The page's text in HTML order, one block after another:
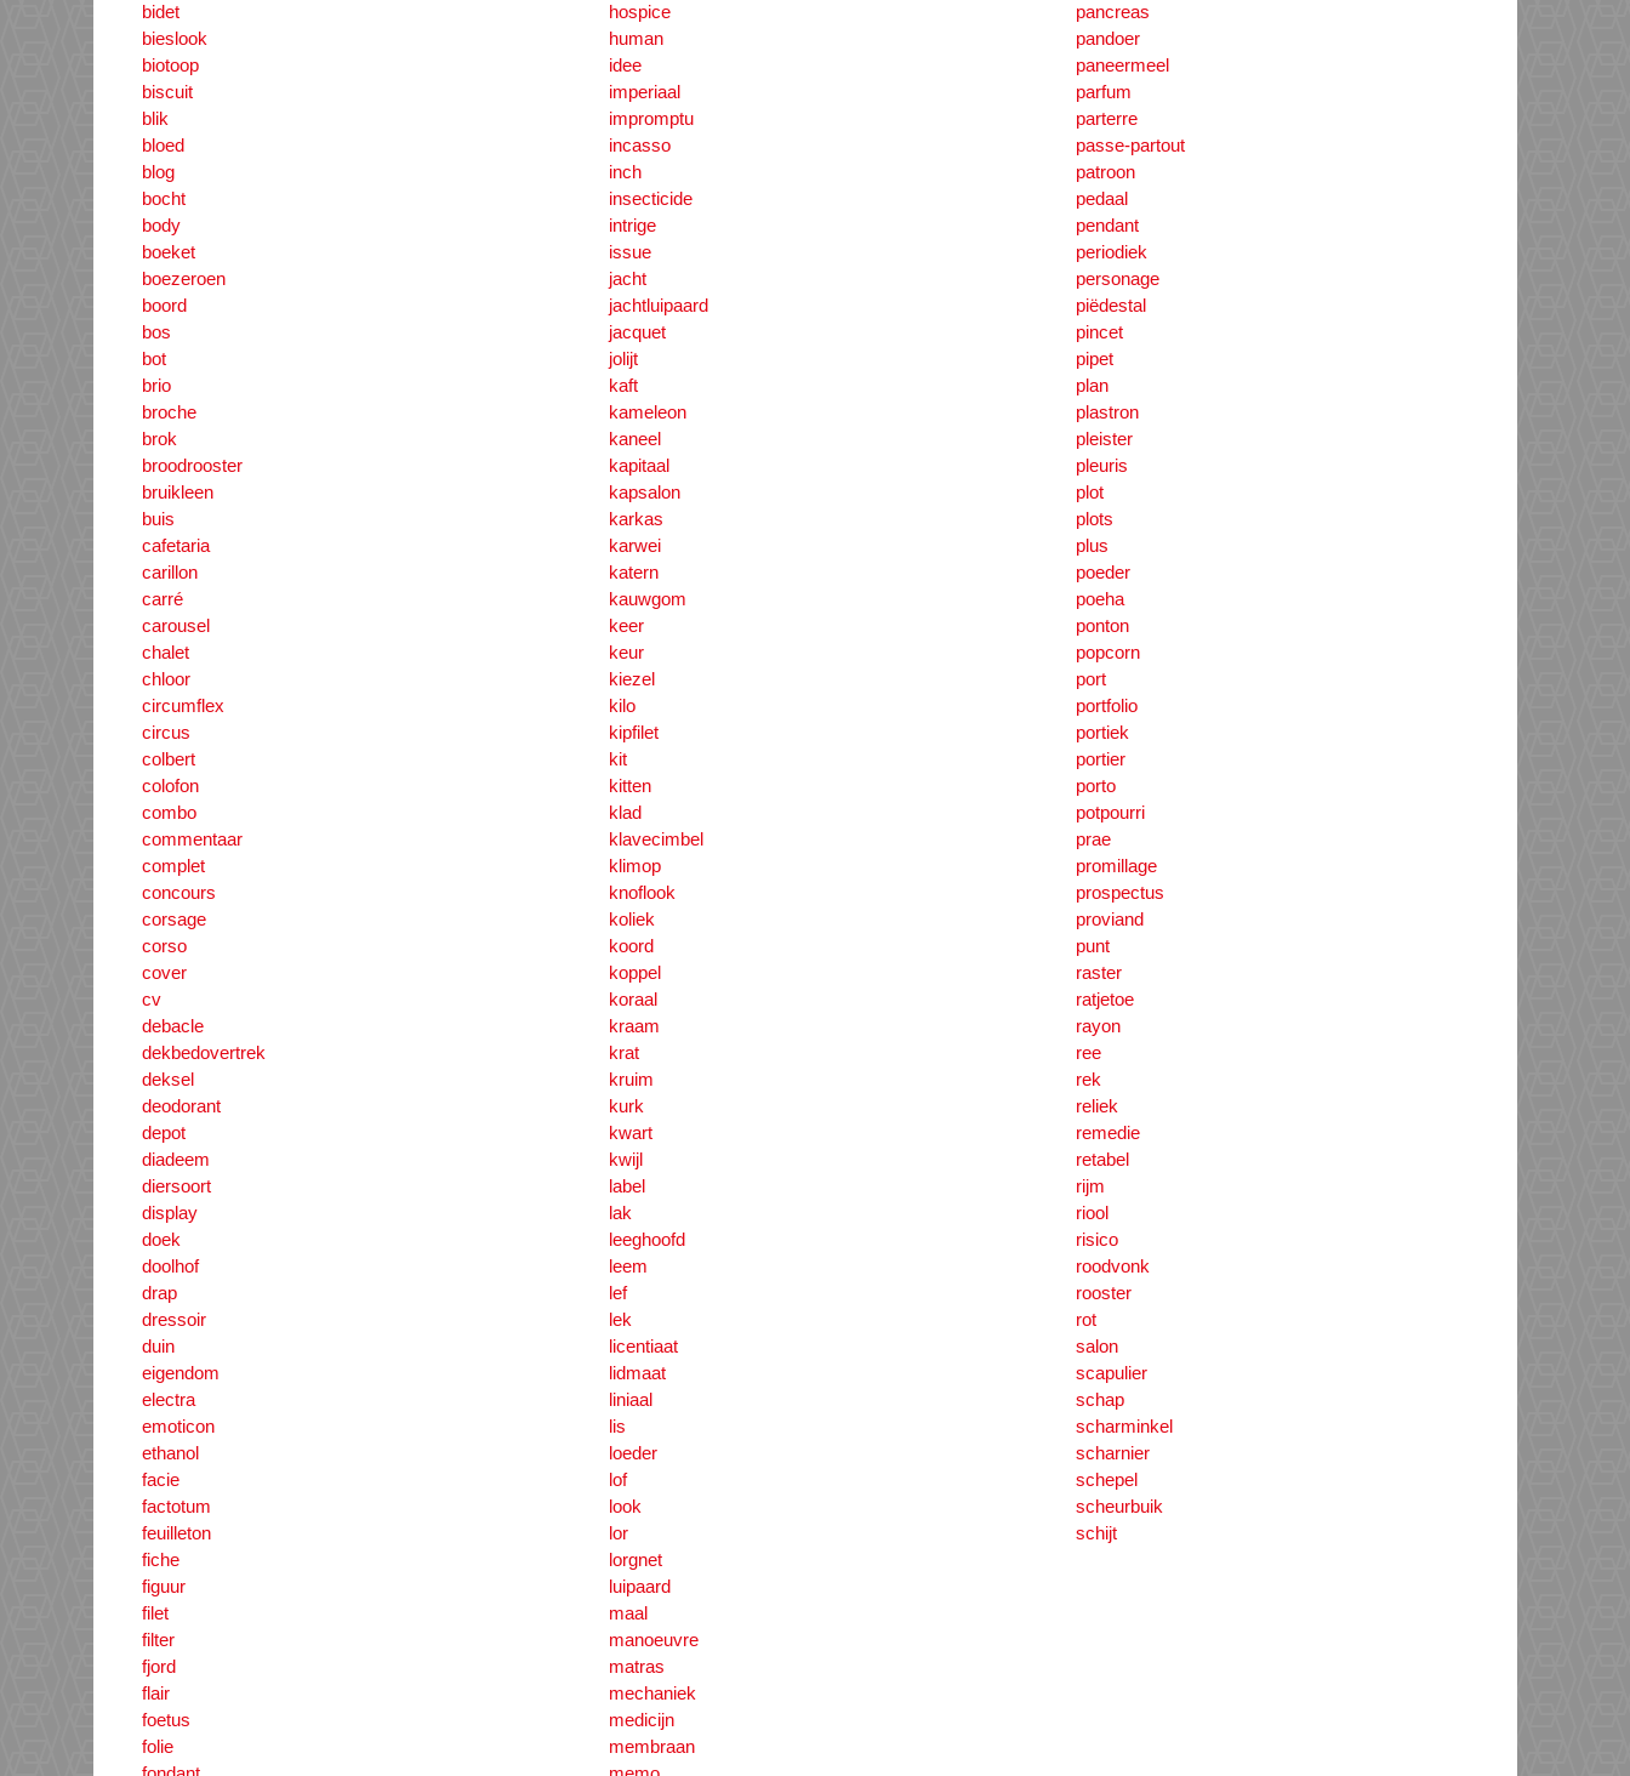
bidet
bieslook
biotoop
biscuit
blik
bloed
blog
bocht
body
boeket
boezeroen
boord
bos
bot
brio
broche
brok
broodrooster
bruikleen
buis
cafetaria
carillon
carré
carousel
chalet
chloor
circumflex
circus
colbert
colofon
combo
commentaar
complet
concours
corsage
corso
cover
cv
debacle
dekbedovertrek
deksel
deodorant
depot
diadeem
diersoort
display
doek
doolhof
drap
dressoir
duin
eigendom
electra
emoticon
ethanol
facie
factotum
feuilleton
fiche
figuur
filet
filter
fjord
flair
foetus
folie
hospice
human
idee
imperiaal
impromptu
incasso
inch
insecticide
intrige
issue
jacht
jachtluipaard
jacquet
jolijt
kaft
kameleon
kaneel
kapitaal
kapsalon
karkas
karwei
katern
kauwgom
keer
keur
kiezel
kilo
kipfilet
kit
kitten
klad
klavecimbel
klimop
knoflook
koliek
koord
koppel
koraal
kraam
krat
kruim
kurk
kwart
kwijl
label
lak
leeghoofd
leem
lef
lek
licentiaat
lidmaat
liniaal
lis
loeder
lof
look
lor
lorgnet
luipaard
maal
manoeuvre
matras
mechaniek
medicijn
membraan
pancreas
pandoer
paneermeel
parfum
parterre
passe-partout
patroon
pedaal
pendant
periodiek
personage
piëdestal
pincet
pipet
plan
plastron
pleister
pleuris
plot
plots
plus
poeder
poeha
ponton
popcorn
port
portfolio
portiek
portier
porto
potpourri
prae
promillage
prospectus
proviand
punt
raster
ratjetoe
rayon
ree
rek
reliek
remedie
retabel
rijm
riool
risico
roodvonk
rooster
rot
salon
scapulier
schap
scharminkel
scharnier
schepel
scheurbuik
schijt